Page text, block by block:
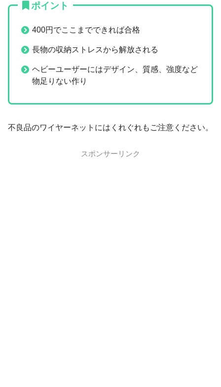
ポイント
400円でここまでできれば合格
長物の収納ストレスから解放される
ヘビーユーザーにはデザイン、質感、強度など
物足りない作り
不良品のワイヤーネットにはくれぐれもご注意ください。
スポンサーリンク